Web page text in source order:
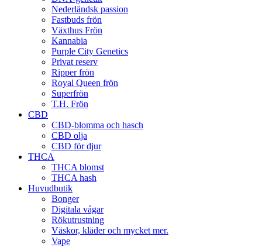
Nederländsk passion
Fastbuds frön
Växthus Frön
Kannabia
Purple City Genetics
Privat reserv
Ripper frön
Royal Queen frön
Superfrön
T.H. Frön
CBD
CBD-blomma och hasch
CBD olja
CBD för djur
THCA
THCA blomst
THCA hash
Huvudbutik
Bonger
Digitala vågar
Rökutrustning
Väskor, kläder och mycket mer.
Vape